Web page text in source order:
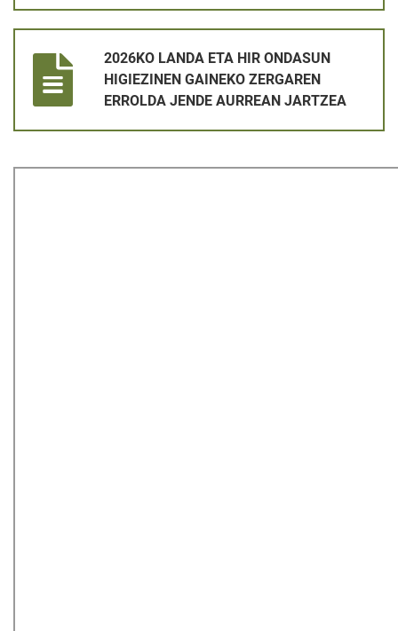
2026KO LANDA ETA HIR ONDASUN
HIGIEZINEN GAINEKO ZERGAREN
ERROLDA JENDE AURREAN JARTZEA